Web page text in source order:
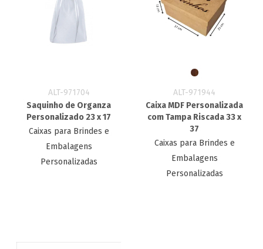
ALT-971704
Saquinho de Organza
Personalizado 23 x 17
Caixas para Brindes e
Embalagens
Personalizadas
ALT-971944
Caixa MDF Personalizada
com Tampa Riscada 33 x
37
Caixas para Brindes e
Embalagens
Personalizadas